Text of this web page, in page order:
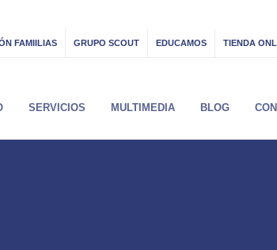
FAMIILIAS GRUPO SCOUT EDUCAMOS TIENDA
SERVICIOS MULTIMEDIA BLOG